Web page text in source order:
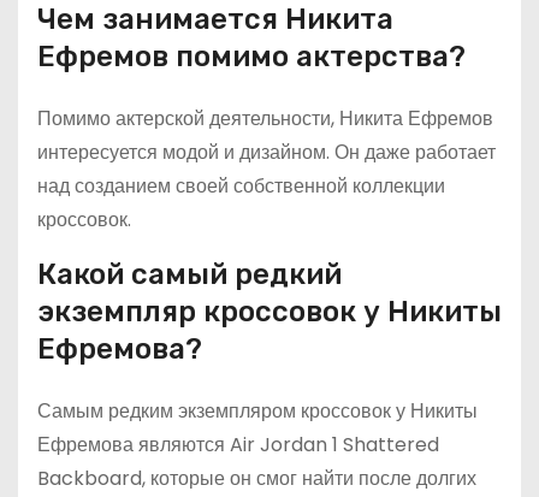
Чем занимается Никита
Ефремов помимо актерства?
Помимо актерской деятельности, Никита Ефремов
интересуется модой и дизайном. Он даже работает
над созданием своей собственной коллекции
кроссовок.
Какой самый редкий
экземпляр кроссовок у Никиты
Ефремова?
Самым редким экземпляром кроссовок у Никиты
Ефремова являются Air Jordan 1 Shattered
Backboard, которые он смог найти после долгих